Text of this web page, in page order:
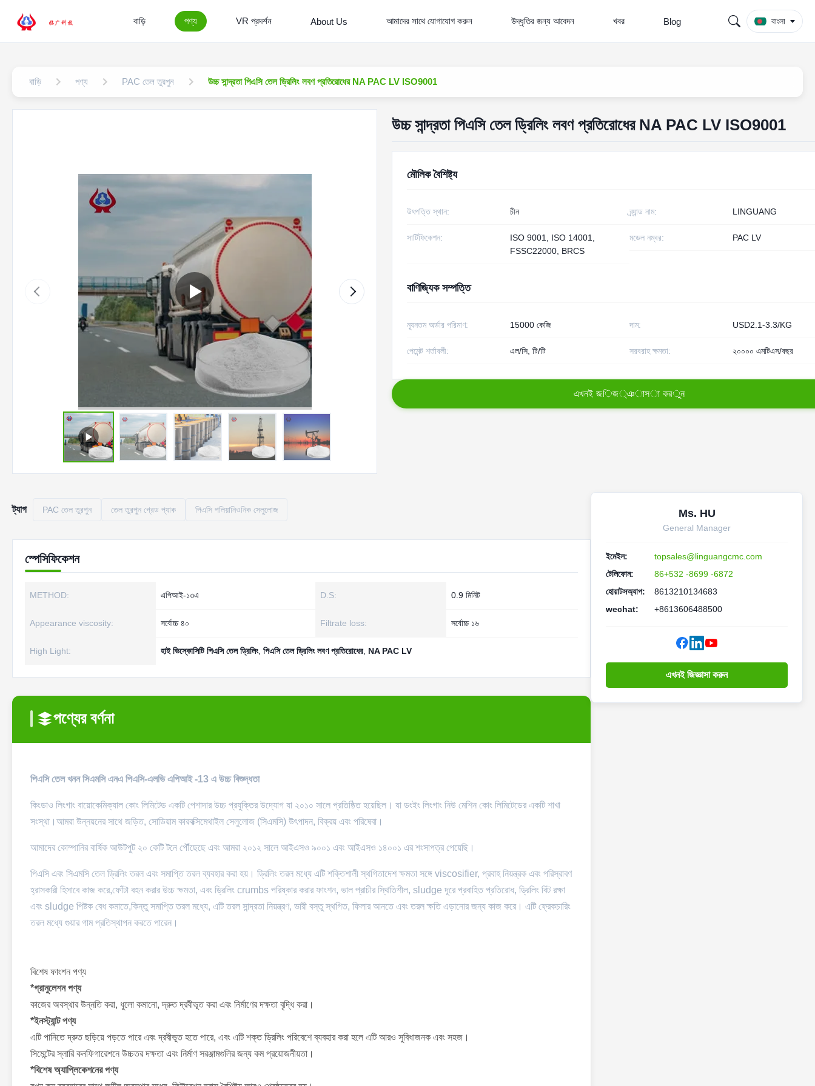
বাড়ি পণ্য VR প্রদর্শন About Us আমাদের সাথে যোগাযোগ করুন উদ্ধৃতির জন্য আবেদন খবর Blog বাংলা
বাড়ি পণ্য PAC তেল তুরপুন উচ্চ সান্দ্রতা পিএসি তেল ড্রিলিং লবণ প্রতিরোধের NA PAC LV ISO9001
উচ্চ সান্দ্রতা পিএসি তেল ড্রিলিং লবণ প্রতিরোধের NA PAC LV ISO9001
মৌলিক বৈশিষ্ট্য
উৎপত্তি স্থান: চীন ব্র্যান্ড নাম: LINGUANG
সার্টিফিকেশন:
ISO 9001, ISO 14001,
FSSC22000, BRCS
মডেল নম্বর: PAC LV
বাণিজ্যিক সম্পত্তি
ন্যূনতম অর্ডার পরিমাণ: 15000 কেজি দাম: USD2.1-3.3/KG
পেমেন্ট শর্তাবলী: এল/সি, টি/টি সরবরাহ ক্ষমতা: ২০০০০ এমটিএস/বছর
এখনই জিজ্ঞাসা করুন
ট্যাগ PAC তেল তুরপুন তেল তুরপুন গ্রেড প্যাক পিএসি পলিয়ানিওনিক সেলুলোজ
স্পেসিফিকেশন
METHOD: এপিআই-১৩এ D.S: 0.9 মিনিট
Appearance viscosity: সর্বোচ্চ ৪০ Filtrate loss: সর্বোচ্চ ১৬
High Light: হাই ভিস্কোসিটি পিএসি তেল ড্রিলিং, পিএসি তেল ড্রিলিং লবণ প্রতিরোধের NA PAC LV
পণ্যের বর্ণনা
পিএসি তেল খনন সিএমসি এনএ পিএসি-এলভি এপিআই -13 এ উচ্চ বিশুদ্ধতা
কিংডাও লিংগাং বায়োকেমিক্যাল কোং লিমিটেড একটি পেশাদার উচ্চ প্রযুক্তির উদ্যোগ যা ২০১০ সালে প্রতিষ্ঠিত হয়েছিল। যা ডংইং লিংগাং নিউ মেশিন কোং লিমিটেডের একটি শাখা
সংস্থা।আমরা উন্নয়নের সাথে জড়িত, সোডিয়াম কারবক্সিমেথাইল সেলুলোজ (সিএমসি) উৎপাদন, বিক্রয় এবং পরিষেবা।
আমাদের কোম্পানির বার্ষিক আউটপুট ২০ কেটি টনে পৌঁছেছে এবং আমরা ২০১২ সালে আইএসও ৯০০১ এবং আইএসও ১৪০০১ এর শংসাপত্র পেয়েছি।
পিএসি এবং সিএমসি তেল ড্রিলিং তরল এবং সমাপ্তি তরল ব্যবহার করা হয়। ড্রিলিং তরল মধ্যে এটি শক্তিশালী স্থগিতাদেশ ক্ষমতা সঙ্গে viscosifier, প্রবাহ নিয়ন্ত্রক এবং পরিস্রাবণ
হ্রাসকারী হিসাবে কাজ করে,ফোঁটা বহন করার উচ্চ ক্ষমতা, এবং ড্রিলিং crumbs পরিষ্কার করার ফাংশন, ভাল প্রাচীর স্থিতিশীল, sludge দূরে প্রবাহিত প্রতিরোধ, ড্রিলিং বিট রক্ষা
এবং sludge পিষ্টক বেধ কমাতে,কিন্তু সমাপ্তি তরল মধ্যে, এটি তরল সান্দ্রতা নিয়ন্ত্রণ, ভারী বস্তু স্থগিত, ফিলার আনতে এবং তরল ক্ষতি এড়ানোর জন্য কাজ করে। এটি ফ্রেকচারিং
তরল মধ্যে গুয়ার গাম প্রতিস্থাপন করতে পারেন।
বিশেষ ফাংশন পণ্য
*গ্রানুলেশন পণ্য
কাজের অবস্থার উন্নতি করা, ধুলো কমানো, দ্রুত দ্রবীভূত করা এবং নির্মাণের দক্ষতা বৃদ্ধি করা।
*ইনস্ট্যান্ট পণ্য
এটি পানিতে দ্রুত ছড়িয়ে পড়তে পারে এবং দ্রবীভূত হতে পারে, এবং এটি শক্ত ড্রিলিং পরিবেশে ব্যবহার করা হলে এটি আরও সুবিধাজনক এবং সহজ।
সিমেন্টের স্লারি কনফিগারেশনে উচ্চতর দক্ষতা এবং নির্মাণ সরঞ্জামগুলির জন্য কম প্রয়োজনীয়তা।
*বিশেষ অ্যাপ্লিকেশনের পণ্য
Ms. HU
General Manager
ইমেইল:
topsales@linguangcmc.com
টেলিফোন:
86+532 -8699 -6872
হোয়াটসঅ্যাপ:
8613210134683
wechat:
+8613606488500
এখনই জিজ্ঞাসা করুন